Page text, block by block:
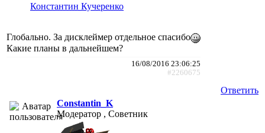
Константин Кучеренко
Глобально. За дисклеймер отдельное спасибо
Какие планы в дальнейшем?
16/08/2016 23:06:25
#2260675
Ответить
Constantin_K
Модератор , Советник